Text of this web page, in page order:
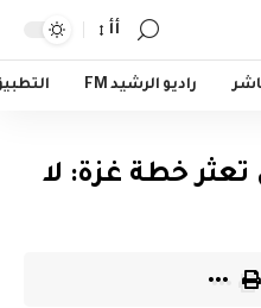
أأ
راديو الرشيد FM
خطة غزة: لا